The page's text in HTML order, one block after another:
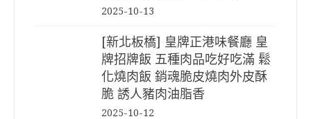
2025-10-13
[新北板橋] 皇牌正港味餐廳 皇
牌招牌飯 五種肉品吃好吃滿 鬆
化燒肉飯 銷魂脆皮燒肉外皮酥
脆 誘人豬肉油脂香
2025-10-12